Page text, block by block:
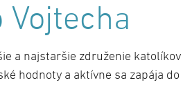
a najstaršie združenie
hodnoty a aktívne sa zapája